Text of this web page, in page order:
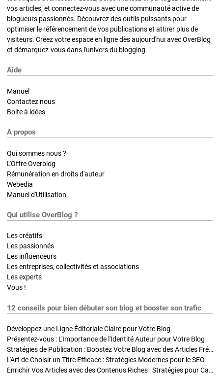
vos articles, et connectez-vous avec une communauté active de
blogueurs passionnés. Découvrez des outils puissants pour
optimiser le référencement de vos publications et attirer plus de
visiteurs. Créez votre espace en ligne dès aujourd'hui avec OverBlog
et démarquez-vous dans l'univers du blogging.
Aide
Manuel
Contactez nous
Boite à idées
A propos
Qui sommes nous ?
L'Offre Overblog
Rémunération en droits d'auteur
Webedia
Manuel d'Utilisation
Qui utilise OverBlog ?
Les créatifs
Les passionnés
Les influenceurs
Les entreprises, collectivités et associations
Les experts
Vous !
12 conseils pour bien débuter son blog et booster son trafic
Développez une Ligne Éditoriale Claire pour Votre Blog
Présentez-vous : L'Importance de l'Identité Auteur pour Votre Blog
Stratégies de Publication : Boostez Votre Blog avec des Articles Fréquents et Exclusifs
L'Art de Choisir un Titre Efficace : Stratégies Modernes pour le SEO
Enrichir Vos Articles avec des Contenus Riches : Stratégies pour Captiver et Optimiser